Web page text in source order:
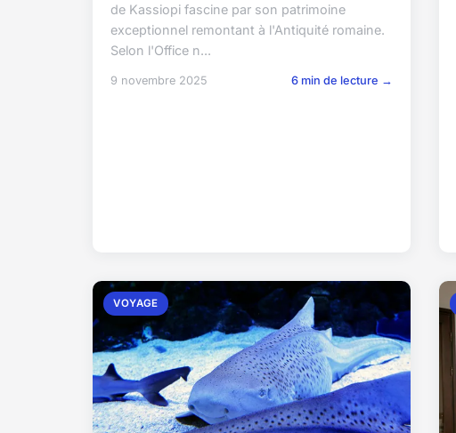
de Kassiopi fascine par son patrimoine
exceptionnel remontant à l'Antiquité romaine.
Selon l'Office n...
9 novembre 2025 6 min de lecture →
VOYAGE